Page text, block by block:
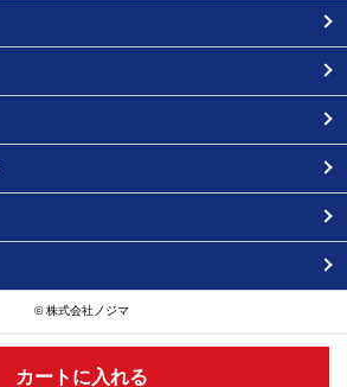
カートに入れる
© 株式会社ノジマ